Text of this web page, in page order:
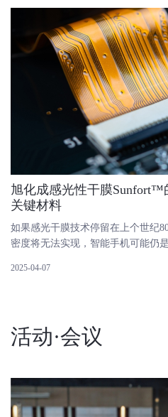
旭化成感光性干膜
关键材料
如果感光干膜技术停留在上个世纪
密度将无法实现，智能手机可能仍
2025-04-07
活动·会议